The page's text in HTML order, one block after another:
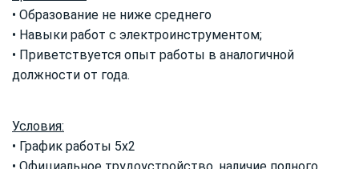
• Образование не ниже среднего
• Навыки работ с электроинструментом;
• Приветствуется опыт работы в аналогичной
должности от года.
Условия:
• График работы 5х2
• Официальное трудоустройство, наличие полного